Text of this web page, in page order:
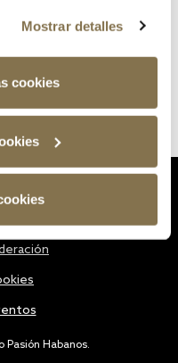
Mostrar detalles
cookies
Pasión Habanos.